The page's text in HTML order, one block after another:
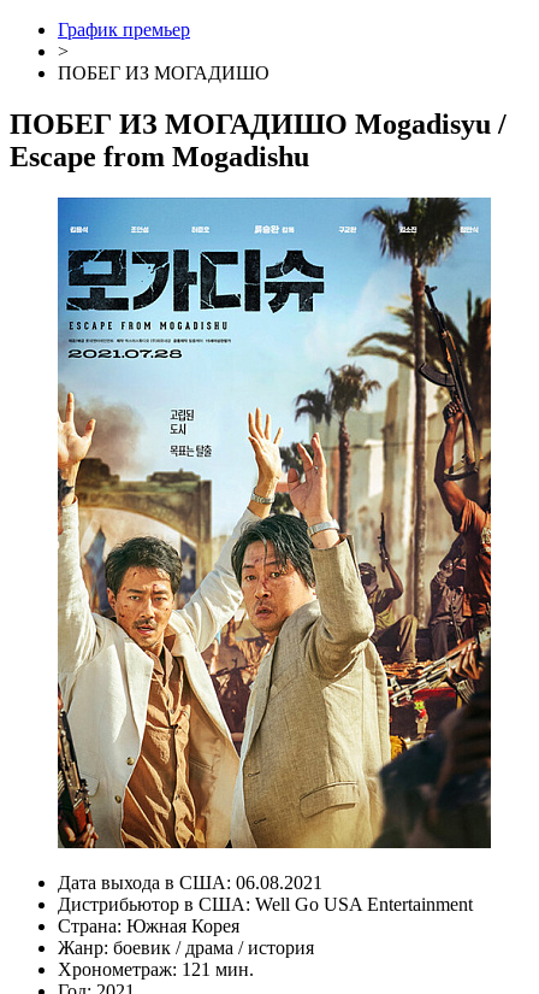
График премьер
>
ПОБЕГ ИЗ МОГАДИШО
ПОБЕГ ИЗ МОГАДИШО Mogadisyu /
Escape from Mogadishu
Дата выхода в США: 06.08.2021
Дистрибьютор в США: Well Go USA Entertainment
Страна: Южная Корея
Жанр: боевик / драма /история
Хронометраж: 121 мин.